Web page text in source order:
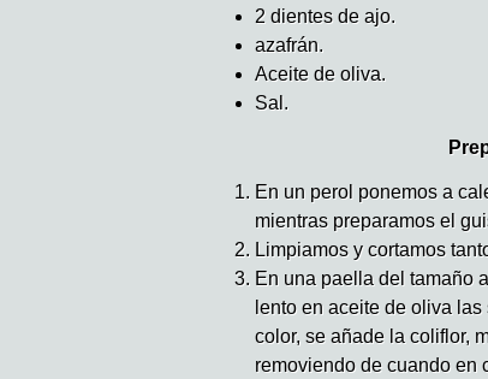
2 dientes de ajo.
azafrán.
Aceite de oliva.
Sal.
En un perol ponemos a
mientras preparamos el
Limpiamos y cortamos
En una paella del tamaño
lento en aceite de oliva
color, se añade la coliflor,
removiendo de cuando en